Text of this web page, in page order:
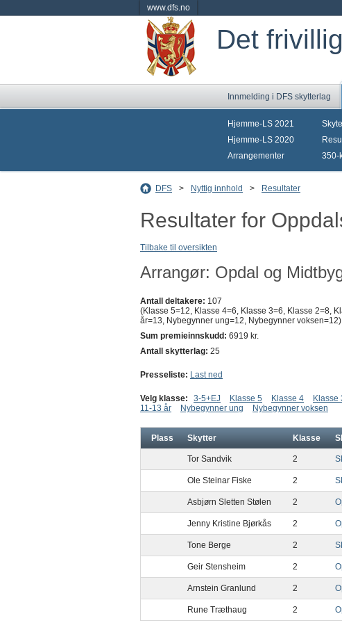
www.dfs.no
Det
Innmelding i DFS skytterlag
Hjemme-LS 2021
Hjemme-LS 2020
Arrangementer
350-
DFS > Nyttig innhold > Resultater
Resultater for
Tilbake til oversikten
Arrangør: Opdal og
Antall deltakere: 107
(Klasse 5=12, Klasse 4=6, Klasse 3=6, Klasse 2=8,
år=13, Nybegynner ung=12, Nybegynner voksen=12)
Sum premieinnskudd: 6919 kr.
Antall skytterlag: 25
Presseliste: Last ned
Velg klasse: 3-5+EJ Klasse 5 Klasse 4 Klasse
11-13 år
Nybegynner ung Nybegynner voksen
Plass Skytter Klasse
Tor Sandvik 2
Ole Steinar Fiske 2
Asbjørn Sletten Stølen 2
Jenny Kristine Bjørkås 2
Tone Berge 2
Geir Stensheim 2
Arnstein Granlund 2
Rune Træthaug 2